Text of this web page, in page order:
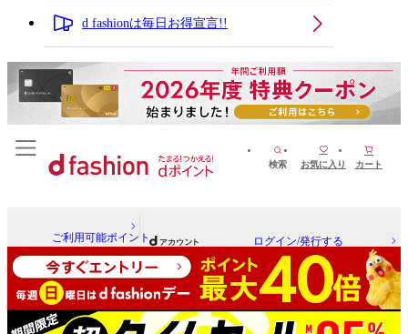
d fashionは毎日お得宣言!!
検索 お気に入り カート
ご利用可能ポイント ログイン/発行する